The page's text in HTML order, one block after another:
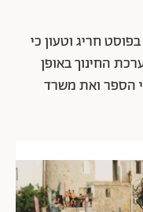
חריג וטעון כי
את בנה בן ה-11 ממערכת החינוך באופן
הספר ואת משרד